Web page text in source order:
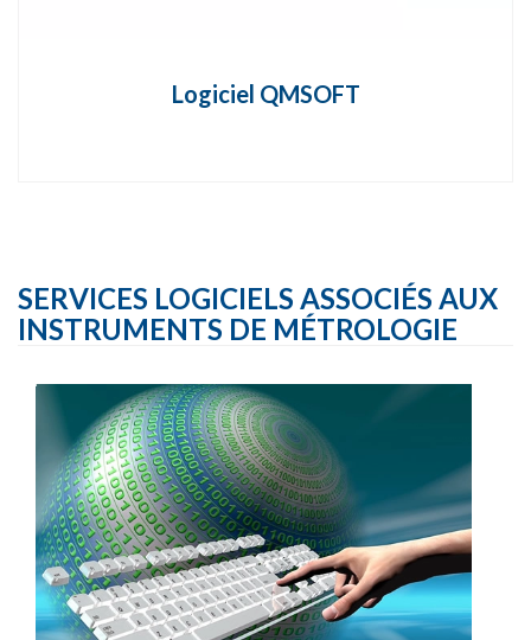
Logiciel QMSOFT
SERVICES LOGICIELS ASSOCIÉS AUX
INSTRUMENTS DE MÉTROLOGIE